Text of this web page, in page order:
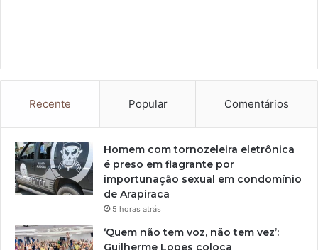
Recente Popular Comentários
Homem com tornozeleira eletrônica
é preso em flagrante por
importunação sexual em condomínio
de Arapiraca
5 horas atrás
‘Quem não tem voz, não tem vez’:
Guilherme Lopes coloca